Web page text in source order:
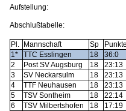
Aufstellung:
Abschlußtabelle:
Pl. Mannschaft Sp
Punkte
1*
TTC Esslingen 18
36:0
2
Post SV Augsburg 18
23:13
3
SV Neckarsulm 18
23:13
4
TTF Neuhausen 18
23:13
5
TSV Sontheim 18
22:14
6
TSV Milbertshofen 18
17:19